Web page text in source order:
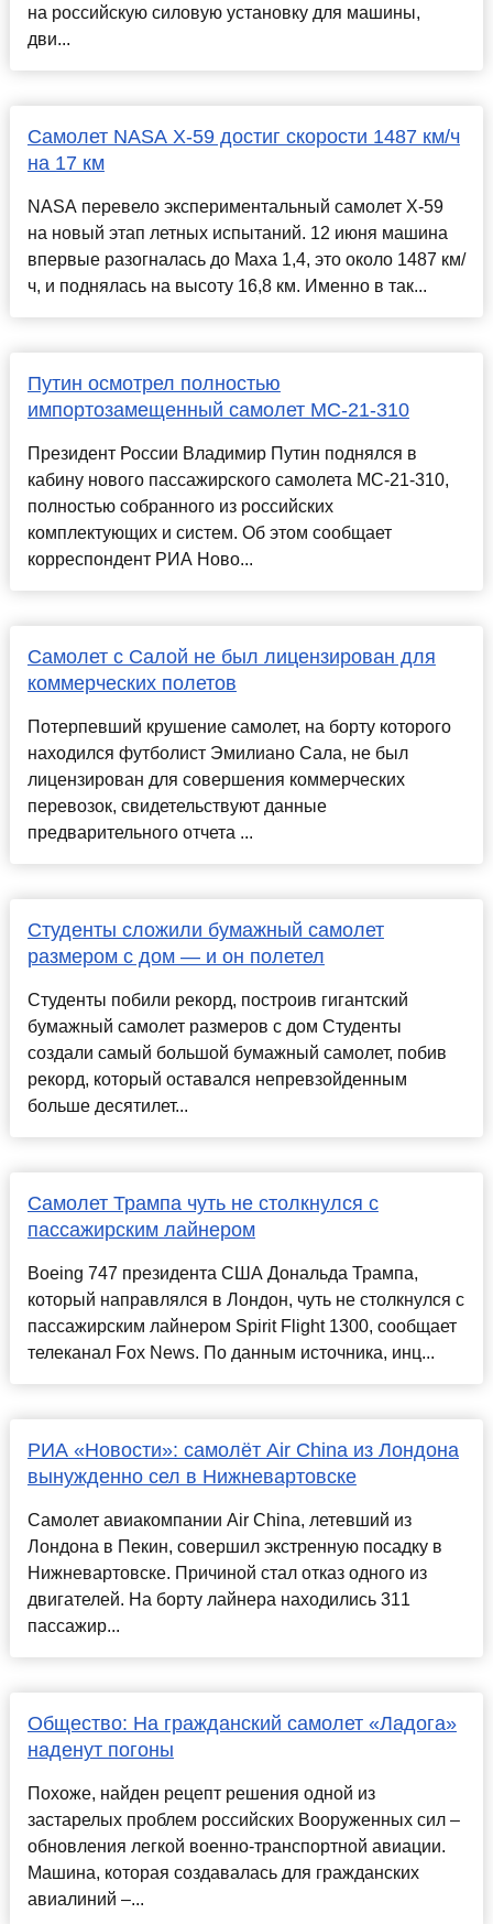
на российскую силовую установку для машины,
дви...
Самолет NASA X-59 достиг скорости 1487 км/ч
на 17 км
NASA перевело экспериментальный самолет X-59
на новый этап летных испытаний. 12 июня машина
впервые разогналась до Маха 1,4, это около 1487 км/
ч, и поднялась на высоту 16,8 км. Именно в так...
Путин осмотрел полностью
импортозамещенный самолет МС-21-310
Президент России Владимир Путин поднялся в
кабину нового пассажирского самолета МС-21-310,
полностью собранного из российских
комплектующих и систем. Об этом сообщает
корреспондент РИА Ново...
Самолет с Салой не был лицензирован для
коммерческих полетов
Потерпевший крушение самолет, на борту которого
находился футболист Эмилиано Сала, не был
лицензирован для совершения коммерческих
перевозок, свидетельствуют данные
предварительного отчета ...
Студенты сложили бумажный самолет
размером с дом — и он полетел
Студенты побили рекорд, построив гигантский
бумажный самолет размеров с дом Студенты
создали самый большой бумажный самолет, побив
рекорд, который оставался непревзойденным
больше десятилет...
Самолет Трампа чуть не столкнулся с
пассажирским лайнером
Boeing 747 президента США Дональда Трампа,
который направлялся в Лондон, чуть не столкнулся с
пассажирским лайнером Spirit Flight 1300, сообщает
телеканал Fox News. По данным источника, инц...
РИА «Новости»: самолёт Air China из Лондона
вынужденно сел в Нижневартовске
Самолет авиакомпании Air China, летевший из
Лондона в Пекин, совершил экстренную посадку в
Нижневартовске. Причиной стал отказ одного из
двигателей. На борту лайнера находились 311
пассажир...
Общество: На гражданский самолет «Ладога»
наденут погоны
Похоже, найден рецепт решения одной из
застарелых проблем российских Вооруженных сил –
обновления легкой военно-транспортной авиации.
Машина, которая создавалась для гражданских
авиалиний –...